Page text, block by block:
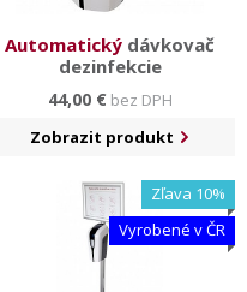
Automatický dávkovač
dezinfekcie
44,00 €bez DPH
Zobrazit produkt
Zľava 10%
Vyrobené v ČR